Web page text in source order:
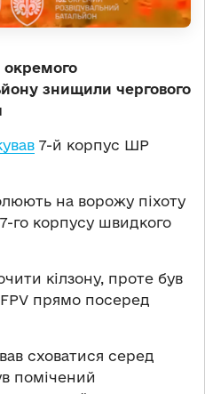
окремого
знищили чергового
7-й корпус ШР
на ворожу піхоту
7-го корпусу швидкого
кілзону, проте був
прямо посеред
сховатися серед
помічений